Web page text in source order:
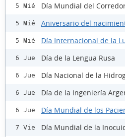
5 Mié Día Mundial del
5 Mié Aniversario del
5 Mié Día Internacional de la
6 Jue Día de la Lengua Rusa
6 Jue Día Nacional de la
6 Jue Día de la Ingeniería
6 Jue Día Mundial de los
7 Vie Día Mundial de la